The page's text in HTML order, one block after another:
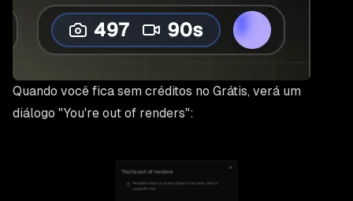
Quando você fica sem créditos no Grátis, verá um
diálogo "You're out of renders":